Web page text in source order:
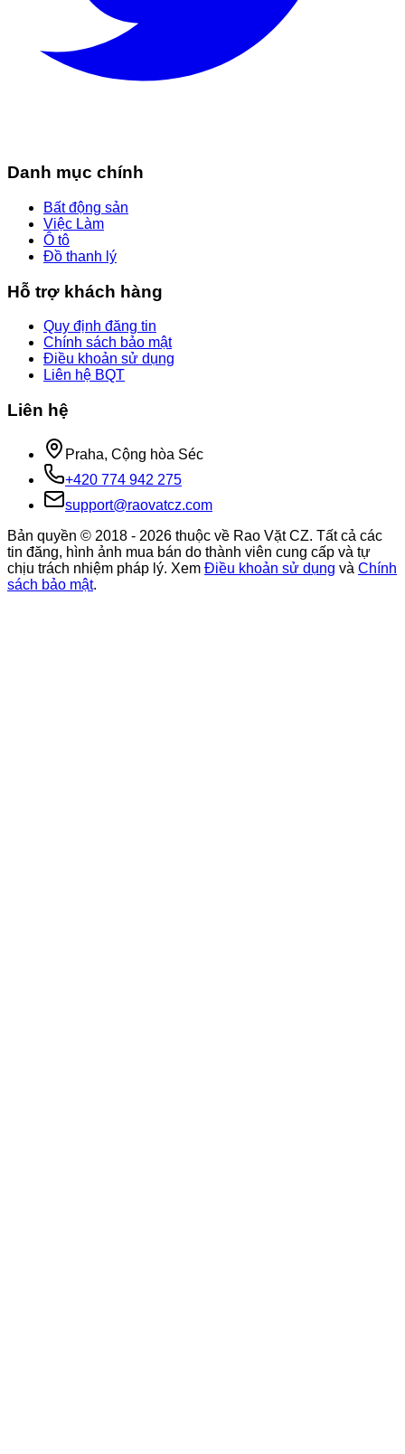
Danh mục chính
Bất động sản
Việc Làm
Ô tô
Đồ thanh lý
Hỗ trợ khách hàng
Quy định đăng tin
Chính sách bảo mật
Điều khoản sử dụng
Liên hệ BQT
Liên hệ
Praha, Cộng hòa Séc
+420 774 942 275
support@raovatcz.com
Bản quyền © 2018 - 2026 thuộc về Rao Vặt CZ. Tất cả các
tin đăng, hình ảnh mua bán do thành viên cung cấp và tự
chịu trách nhiệm pháp lý. Xem Điều khoản sử dụng và Chính
sách bảo mật.